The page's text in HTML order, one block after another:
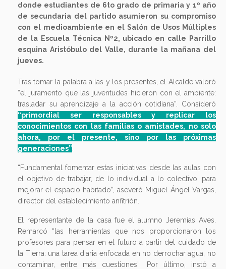
donde estudiantes de 6to grado de primaria y 1º año
de secundaria del partido asumieron su compromiso
con el medioambiente en el Salón de Usos Múltiples
de la Escuela Técnica Nº2, ubicado en calle Parrillo
esquina Aristóbulo del Valle, durante la mañana del
jueves.
Tras tomar la palabra a las y los presentes, el Alcalde valoró
“el juramento que las juventudes hicieron con el ambiente:
trasladar su aprendizaje a la acción cotidiana”. Consideró
“primordial ser responsables y replicar los
conocimientos con las familias o amistades, no solo
ahora, por el presente, sino por las próximas
generaciones”
“Fundamental fomentar estas iniciativas desde las aulas con
el objetivo de trabajar, de lo individual a lo colectivo, para
mejorar el espacio habitado”, aseveró Miguel Ángel Vargas,
director del establecimiento anfitrión.
El representante de la casa fue el alumno Jeremías Aves.
Remarcó “las herramientas que nos proporcionaron los
profesores para pensar en el futuro a partir del cuidado de
la Tierra: una tarea diaria enfocada en no derrochar agua, no
contaminar, entre más cuestiones”. Por último, instó a